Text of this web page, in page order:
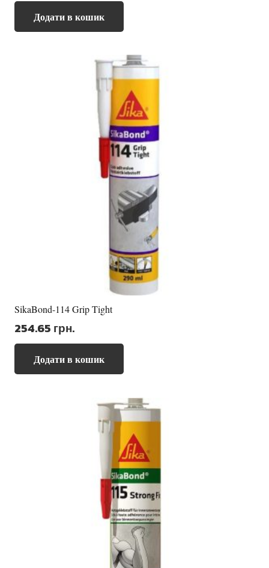
Додати в кошик
SikaBond-114 Grip Tight
254.65 грн.
Додати в кошик